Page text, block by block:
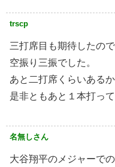
trscp
三打席目も期待したの
空振り三振でした。
あと二打席くらいある
是非ともあと１本打っ
名無しさん
大谷翔平のメジャーで